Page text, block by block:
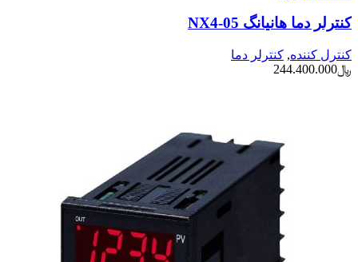
کنترلر دما هانیانگ NX4-05
کنترل کننده, کنترلر دما
﷼244.400.000